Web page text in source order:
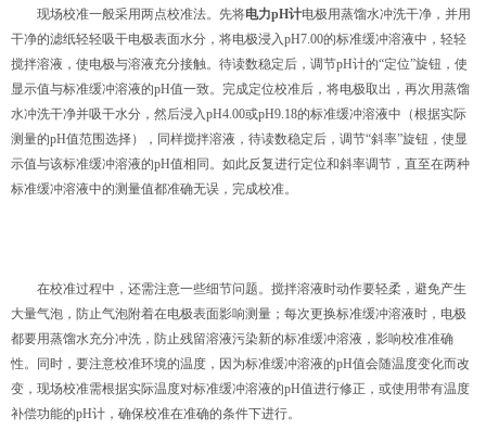
现场校准一般采用两点校准法。先将电力pH计电极用蒸馏水冲洗干净，并用
干净的滤纸轻轻吸干电极表面水分，将电极浸入pH7.00的标准缓冲溶液中，轻轻
搅拌溶液，使电极与溶液充分接触。待读数稳定后，调节pH计的“定位”旋钮，使
显示值与标准缓冲溶液的pH值一致。完成定位校准后，将电极取出，再次用蒸馏
水冲洗干净并吸干水分，然后浸入pH4.00或pH9.18的标准缓冲溶液中（根据实际
测量的pH值范围选择），同样搅拌溶液，待读数稳定后，调节“斜率”旋钮，使显
示值与该标准缓冲溶液的pH值相同。如此反复进行定位和斜率调节，直至在两种
标准缓冲溶液中的测量值都准确无误，完成校准。
在校准过程中，还需注意一些细节问题。搅拌溶液时动作要轻柔，避免产生
大量气泡，防止气泡附着在电极表面影响测量；每次更换标准缓冲溶液时，电极
都要用蒸馏水充分冲洗，防止残留溶液污染新的标准缓冲溶液，影响校准准确
性。同时，要注意校准环境的温度，因为标准缓冲溶液的pH值会随温度变化而改
变，现场校准需根据实际温度对标准缓冲溶液的pH值进行修正，或使用带有温度
补偿功能的pH计，确保校准在准确的条件下进行。